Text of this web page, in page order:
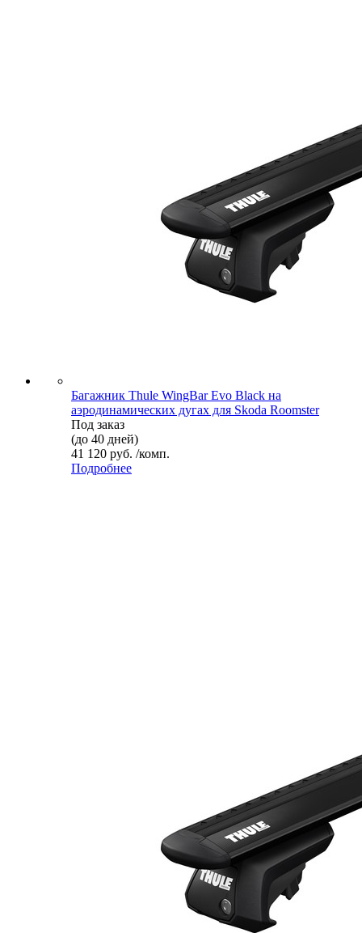
Багажник Thule WingBar Evo Black на
аэродинамических дугах для Skoda Roomster
Под заказ
(до 40 дней)
41 120 руб. /комп.
Подробнее